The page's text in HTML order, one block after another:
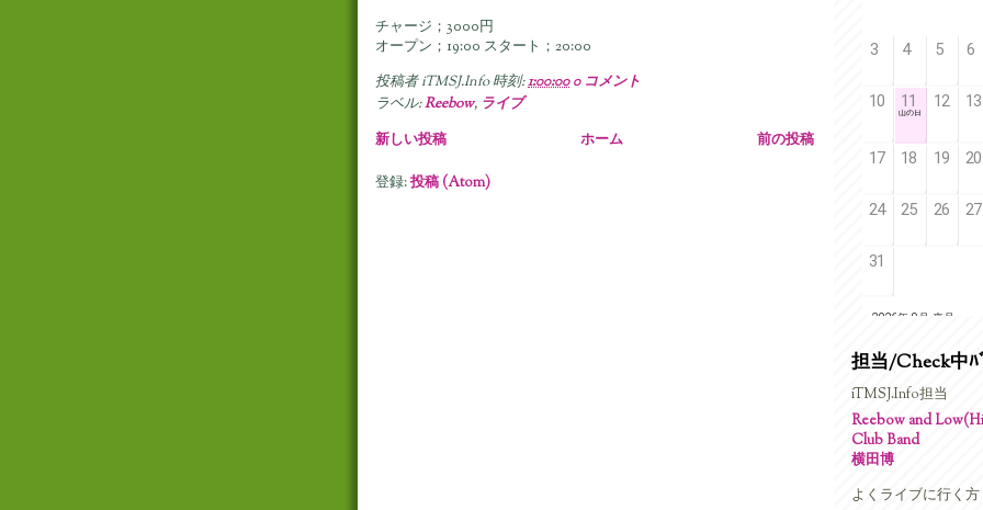
チャージ；3000円
オープン；19:00 スタート；20:00
投稿者iTMSJ.Info 時刻:1:00:00 0 コメント
ラベル:Reebow, ライブ
新しい投稿
前の投稿
ホーム
登録:投稿 (Atom)
担当/Check中ﾊ
iTMSJ.Info担当
Reebow and
Club Band
横田博
よくライブに行く